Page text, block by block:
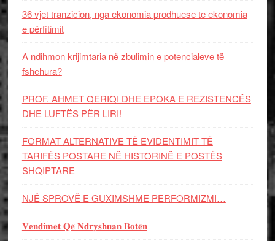
36 vjet tranzicion, nga ekonomia prodhuese te ekonomia
e përfitimit
A ndihmon krijimtaria në zbulimin e potencialeve të
fshehura?
PROF. AHMET QERIQI DHE EPOKA E REZISTENCЁS
DHE LUFTЁS PЁR LIRI!
FORMAT ALTERNATIVE TË EVIDENTIMIT TË
TARIFËS POSTARE NË HISTORINË E POSTËS
SHQIPTARE
NJË SPROVË E GUXIMSHME PERFORMIZMI…
𝐕𝐞𝐧𝐝𝐢𝐦𝐞𝐭 𝐐𝐞̈ 𝐍𝐝𝐫𝐲𝐬𝐡𝐮𝐚𝐧 𝐁𝐨𝐭𝐞̈𝐧